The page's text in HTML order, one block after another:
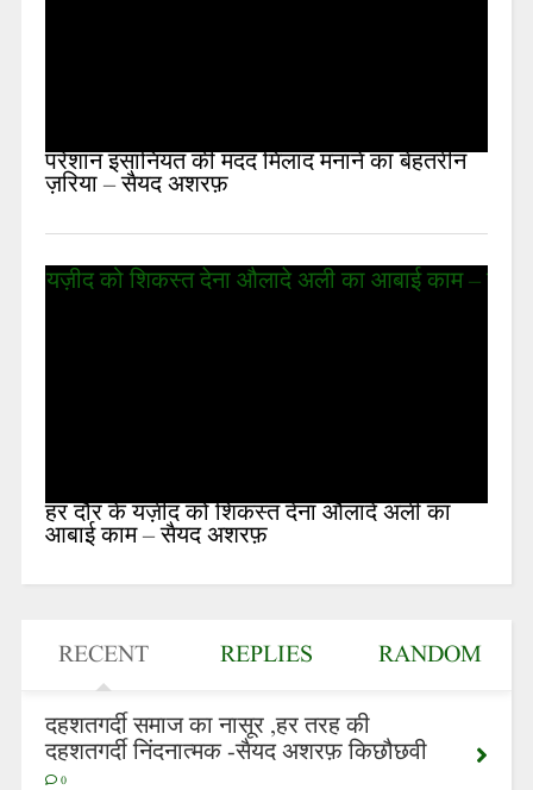
परेशान इंसानियत की मदद मिलाद मनाने का बेहतरीन
ज़रिया – सैयद अशरफ़
हर दौर के यज़ीद को शिकस्त देना औलादे अली का
आबाई काम – सैयद अशरफ़
RECENT REPLIES RANDOM
दहशतगर्दी समाज का नासूर ,हर तरह की
दहशतगर्दी निंदनात्मक -सैयद अशरफ़ किछौछवी
0